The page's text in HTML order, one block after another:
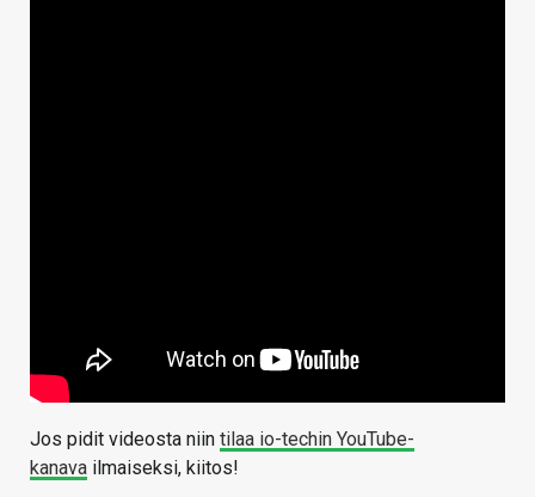
Jos pidit videosta niin tilaa io-techin YouTube-
kanava ilmaiseksi, kiitos!